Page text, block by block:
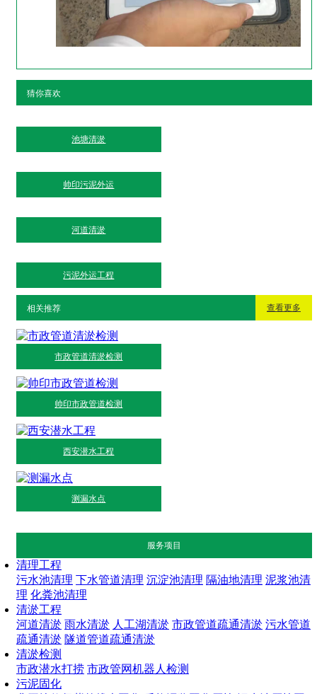
猜你喜欢
池塘清淤
帅印污泥外运
河道清淤
污泥外运工程
相关推荐 查看更多
市政管道清淤检测
帅印市政管道检测
西安潜水工程
测漏水点
服务项目
清理工程
污水池清理 下水管道清理 沉淀池清理 隔油地清理 泥浆池清
理 化粪池清理
清淤工程
河道清淤 雨水清淤 人工湖清淤 市政管道疏通清淤 污水管道
疏通清淤 隧道管道疏通清淤
清淤检测
市政潜水打捞 市政管网机器人检测
污泥固化